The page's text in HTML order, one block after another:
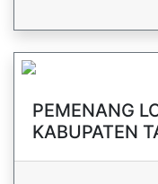
PEMENANG
KABUPATEN